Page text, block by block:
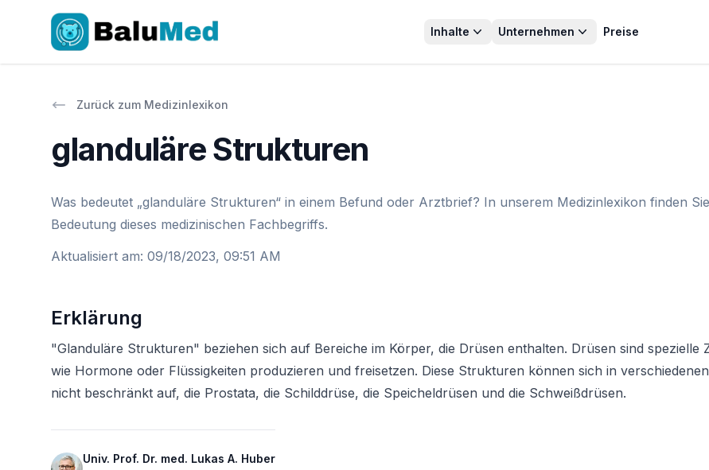
Inhalte Unternehmen Preise
Zurück zum Medizinlexikon
glanduläre Strukturen
Was bedeutet „glanduläre Strukturen“ in einem Befund oder Arztbrief? In unserem Medizinlexikon finden
Bedeutung dieses medizinischen Fachbegriffs.
Aktualisiert am: 09/18/2023, 09:51 AM
Erklärung
"Glanduläre Strukturen" beziehen sich auf Bereiche im Körper, die Drüsen enthalten. Drüsen sind
wie Hormone oder Flüssigkeiten produzieren und freisetzen. Diese Strukturen können sich in
nicht beschränkt auf, die Prostata, die Schilddrüse, die Speicheldrüsen und die Schweißdrüsen.
Univ. Prof. Dr. med. Lukas A. Huber